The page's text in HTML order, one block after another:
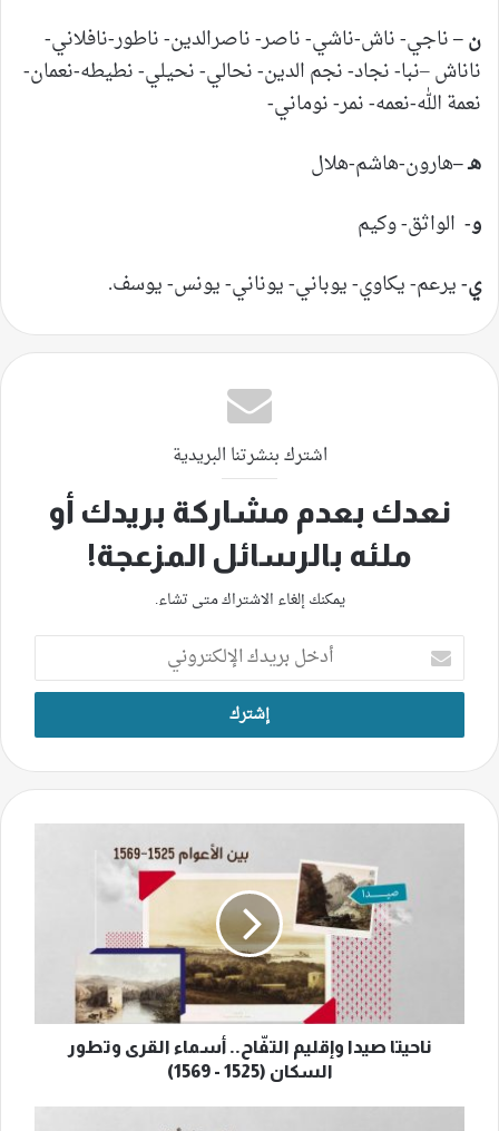
ن –ناجي- ناش-ناشي- ناصر- ناصرالدين- ناطور-نافلاني-
ناناش –نبا- نجاد- نجم الدين- نحالي- نحيلي- نطيطه-نعمان-
نعمة الله-نعمه- نمر- نوماني-
هـ –هارون-هاشم-هلال
و- الواثق- وكيم
ي-يرعم- يكاوي- يوباني- يوناني- يونس- يوسف.
اشترك بنشرتنا البريدية
نعدك بعدم مشاركة بريدك أو
ملئه بالرسائل المزعجة!
يمكنك إلغاء الاشتراك متى تشاء.
أدخل
بريدك
الإلكتروني
(1525
ناحيتا صيدا وإقليم التفّاح.. أسماء القرى وتطور
السكان (1525 - 1569)